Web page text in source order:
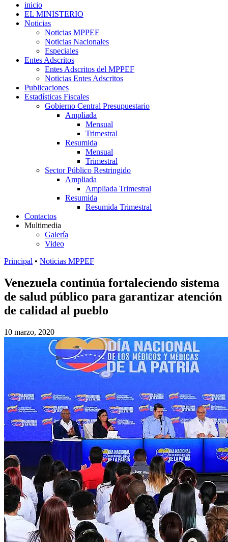
inicio
EL MINISTERIO
Noticias
Noticias MPPEF
Noticias Nacionales
Especiales
Entes Adscritos
Entes Adscritos del MPPEF
Noticias Entes Adscritos
Publicaciones
Estadísticas Fiscales
Gobierno Central Presupuestario
Ampliada
Mensual
Trimestral
Resumida
Mensual
Trimestral
Sector Público Restringido
Ampliada
Ampliada Trimestral
Resumida
Resumida Trimestral
Contactos
Multimedia
Galería
Video
Principal • Noticias MPPEF
Venezuela continúa fortaleciendo sistema
de salud público para garantizar atención
de calidad al pueblo
10 marzo, 2020